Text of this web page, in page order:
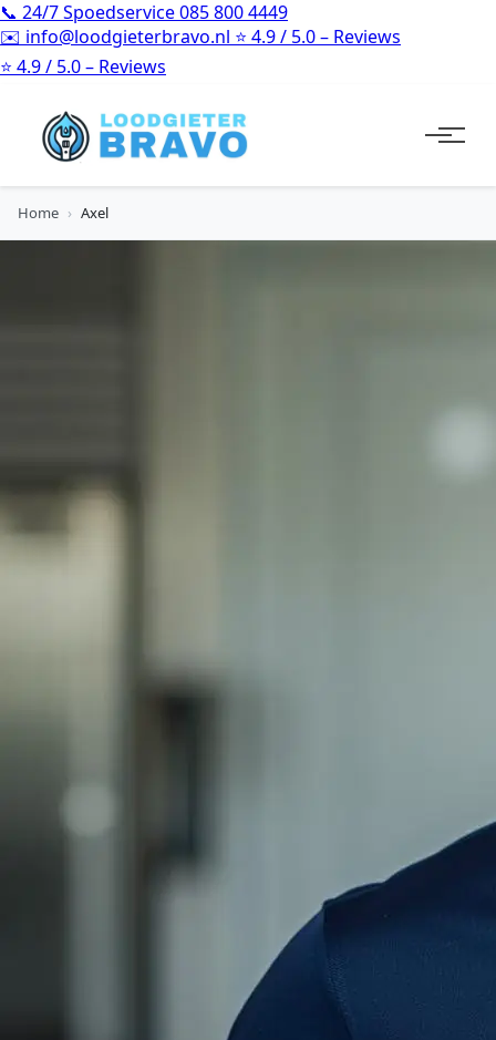
📞 24/7 Spoedservice085 800 4449
✉️ info@loodgieterbravo.nl ⭐ 4.9 / 5.0 – Reviews
⭐ 4.9 / 5.0 – Reviews
Home › Axel